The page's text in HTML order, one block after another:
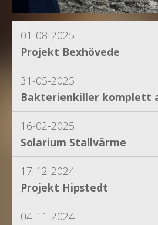
01-08-2025
Projekt Bexhövede
31-05-2025
Bakterienkiller komplett
16-02-2025
Solarium Stallvärme
17-12-2024
Projekt Hipstedt
04-11-2024